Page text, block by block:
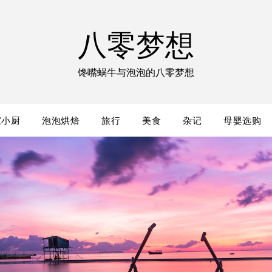
八零梦想
馋嘴蜗牛与泡泡的八零梦想
厨 泡泡烘焙 旅行 美食 杂记 母婴选购